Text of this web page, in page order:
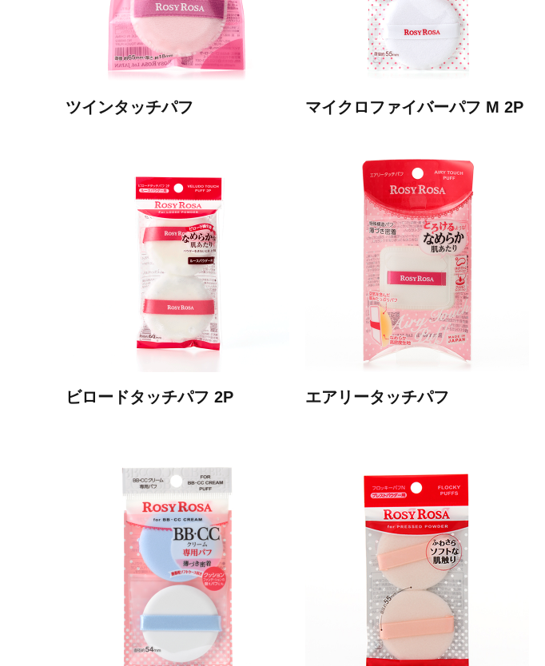
ツインタッチパフ マイクロファイバーパフ M 2P
ビロードタッチパフ 2P エアリータッチパフ